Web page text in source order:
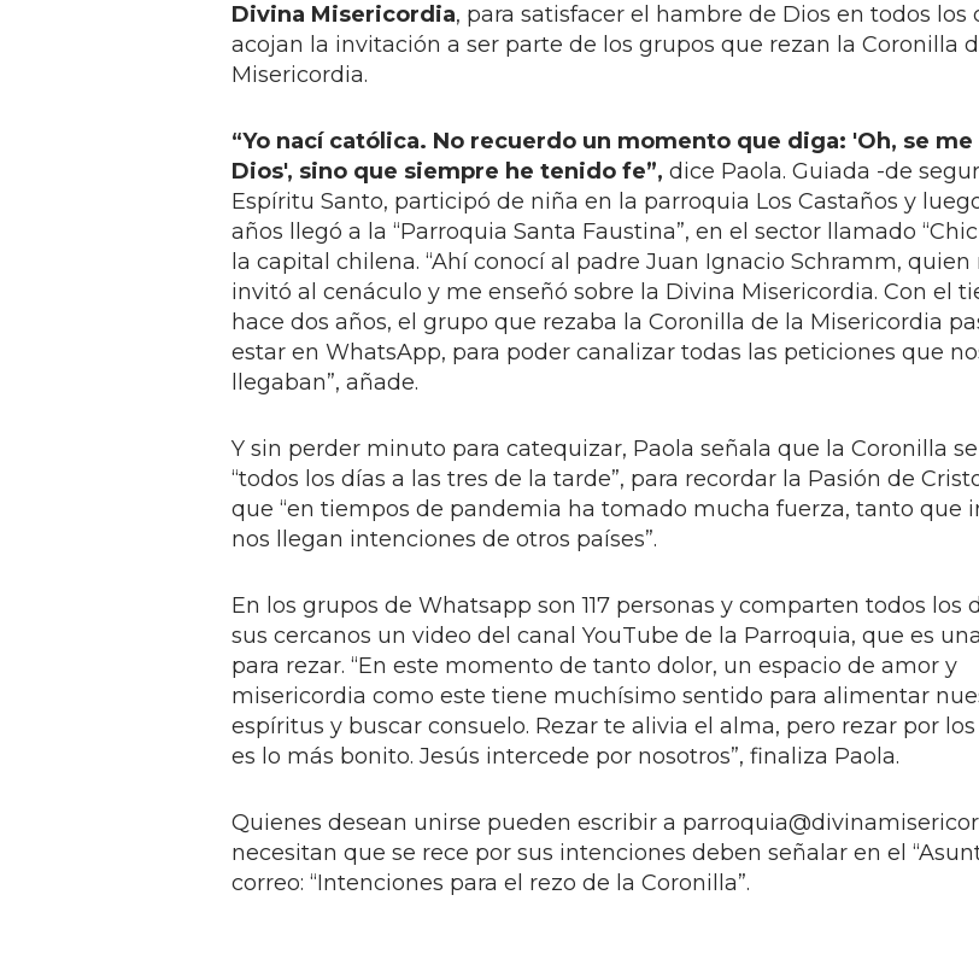
Divina Misericordia, para satisfacer el hambre de Dios en todos los
acojan la invitación a ser parte de los grupos que rezan la Coronilla
Misericordia.
“Yo nací católica. No recuerdo un momento que diga: 'Oh, se
Dios', sino que siempre he tenido fe”, dice Paola. Guiada -de
Espíritu Santo, participó de niña en la parroquia Los Castaños y
años llegó a la “Parroquia Santa Faustina”, en el sector llamado
la capital chilena. “Ahí conocí al padre Juan Ignacio Schramm, quien
invitó al cenáculo y me enseñó sobre la Divina Misericordia. Con el
hace dos años, el grupo que rezaba la Coronilla de la Misericordia
estar en WhatsApp, para poder canalizar todas las peticiones que
llegaban”, añade.
Y sin perder minuto para catequizar, Paola señala que la Coronilla
“todos los días a las tres de la tarde”, para recordar la Pasión de
que “en tiempos de pandemia ha tomado mucha fuerza, tanto que
nos llegan intenciones de otros países”.
En los grupos de Whatsapp son 117 personas y comparten todos los
sus cercanos un video del canal YouTube de la Parroquia, que es
para rezar. “En este momento de tanto dolor, un espacio de amor y
misericordia como este tiene muchísimo sentido para alimentar
espíritus y buscar consuelo. Rezar te alivia el alma, pero rezar por
es lo más bonito. Jesús intercede por nosotros”, finaliza Paola.
Quienes desean unirse pueden escribir a
necesitan que se rece por sus intenciones deben señalar en el
correo: “Intenciones para el rezo de la Coronilla”.